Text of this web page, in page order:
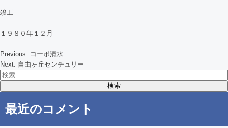
竣工
１９８０年１２月
投
稿
ビ
Previous: コーポ清水
Next: 自由ヶ丘センチュリー
検
索:
最近のコメント